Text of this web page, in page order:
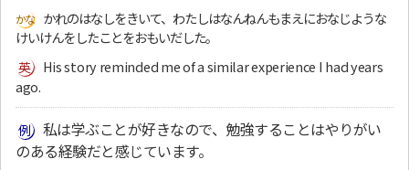
かれのはなしをきいて、わたしはなんねんもまえにおなじような
けいけんをしたことをおもいだした。
His story reminded me of a similar experience I had years
ago.
私は学ぶことが好きなので、勉強することはやりがい
のある経験だと感じています。